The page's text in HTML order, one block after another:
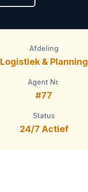
Afdeling
Logistiek & Planning
Agent Nr.
#77
Status
24/7 Actief